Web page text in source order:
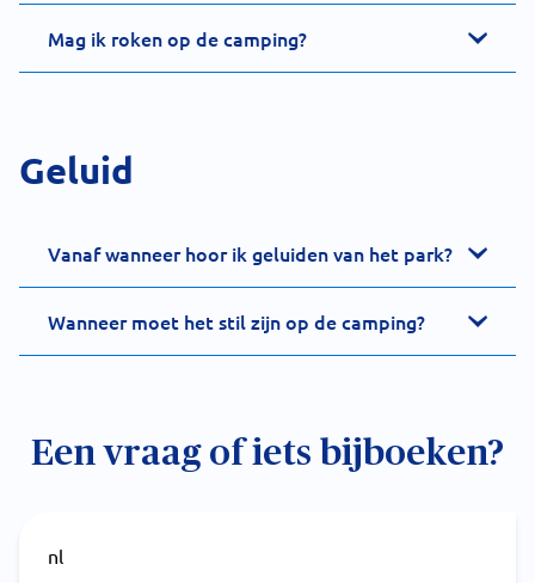
Mag ik roken op de camping?
Geluid
Vanaf wanneer hoor ik geluiden van het park?
Wanneer moet het stil zijn op de camping?
Een vraag of iets bijboeken?
nl